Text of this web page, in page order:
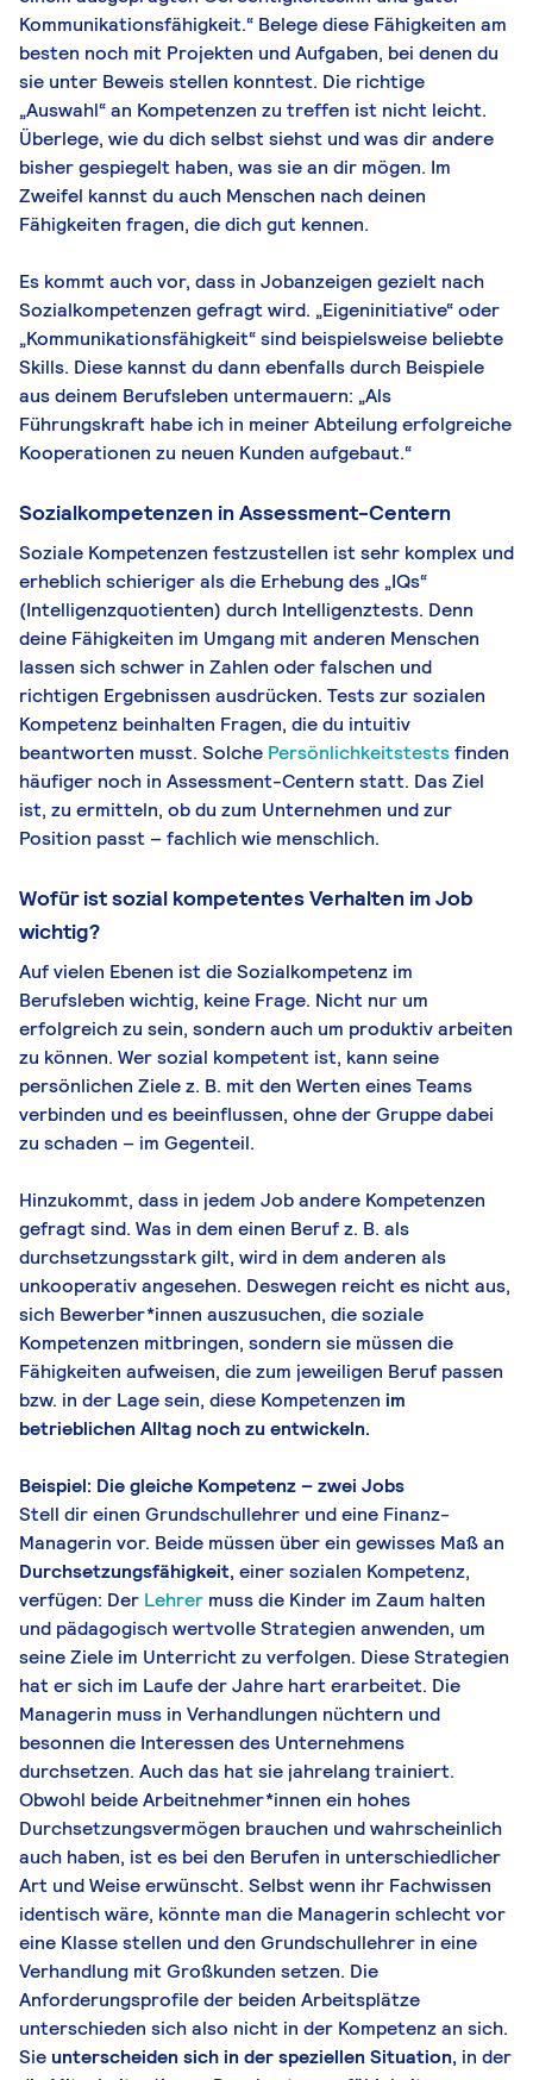
Kommunikationsfähigkeit.“ Belege diese Fähigkeiten am
besten noch mit Projekten und Aufgaben, bei denen du
sie unter Beweis stellen konntest. Die richtige
„Auswahl“ an Kompetenzen zu treffen ist nicht leicht.
Überlege, wie du dich selbst siehst und was dir andere
bisher gespiegelt haben, was sie an dir mögen. Im
Zweifel kannst du auch Menschen nach deinen
Fähigkeiten fragen, die dich gut kennen.
Es kommt auch vor, dass in Jobanzeigen gezielt nach
Sozialkompetenzen gefragt wird. „Eigeninitiative“ oder
„Kommunikationsfähigkeit“ sind beispielsweise beliebte
Skills. Diese kannst du dann ebenfalls durch Beispiele
aus deinem Berufsleben untermauern: „Als
Führungskraft habe ich in meiner Abteilung erfolgreiche
Kooperationen zu neuen Kunden aufgebaut.“
Sozialkompetenzen in Assessment-Centern
Soziale Kompetenzen festzustellen ist sehr komplex und
erheblich schieriger als die Erhebung des „IQs“
(Intelligenzquotienten) durch Intelligenztests. Denn
deine Fähigkeiten im Umgang mit anderen Menschen
lassen sich schwer in Zahlen oder falschen und
richtigen Ergebnissen ausdrücken. Tests zur sozialen
Kompetenz beinhalten Fragen, die du intuitiv
beantworten musst. Solche Persönlichkeitstestsfinden
häufiger noch in Assessment-Centern statt. Das Ziel
ist, zu ermitteln, ob du zum Unternehmen und zur
Position passt – fachlich wie menschlich.
Wofür ist sozial kompetentes Verhalten im Job
wichtig?
Auf vielen Ebenen ist die Sozialkompetenz im
Berufsleben wichtig, keine Frage. Nicht nur um
erfolgreich zu sein, sondern auch um produktiv arbeiten
zu können. Wer sozial kompetent ist, kann seine
persönlichen Ziele z. B. mit den Werten eines Teams
verbinden und es beeinflussen, ohne der Gruppe dabei
zu schaden – im Gegenteil.
Hinzukommt, dass in jedem Job andere Kompetenzen
gefragt sind. Was in dem einen Beruf z. B. als
durchsetzungsstark gilt, wird in dem anderen als
unkooperativ angesehen. Deswegen reicht es nicht aus,
sich Bewerber*innen auszusuchen, die soziale
Kompetenzen mitbringen, sondern sie müssen die
Fähigkeiten aufweisen, die zum jeweiligen Beruf passen
bzw. in der Lage sein, diese Kompetenzen im
betrieblichen Alltag noch zu entwickeln.
Beispiel: Die gleiche Kompetenz – zwei Jobs
Stell dir einen Grundschullehrer und eine Finanz-
Managerin vor. Beide müssen über ein gewisses Maß an
Durchsetzungsfähigkeit, einer sozialen Kompetenz,
verfügen: Der Lehrer muss die Kinder im Zaum halten
und pädagogisch wertvolle Strategien anwenden, um
seine Ziele im Unterricht zu verfolgen. Diese Strategien
hat er sich im Laufe der Jahre hart erarbeitet. Die
Managerin muss in Verhandlungen nüchtern und
besonnen die Interessen des Unternehmens
durchsetzen. Auch das hat sie jahrelang trainiert.
Obwohl beide Arbeitnehmer*innen ein hohes
Durchsetzungsvermögen brauchen und wahrscheinlich
auch haben, ist es bei den Berufen in unterschiedlicher
Art und Weise erwünscht. Selbst wenn ihr Fachwissen
identisch wäre, könnte man die Managerin schlecht vor
eine Klasse stellen und den Grundschullehrer in eine
Verhandlung mit Großkunden setzen. Die
Anforderungsprofile der beiden Arbeitsplätze
unterschieden sich also nicht in der Kompetenz an sich.
Sie unterscheiden sich in der speziellen Situation, in der